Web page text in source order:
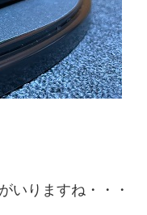
いりますね・・・